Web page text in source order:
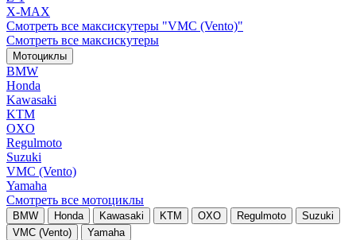
X-MAX
Смотреть все максискутеры "VMC (Vento)"
Смотреть все максискутеры
Мотоциклы
BMW
Honda
Kawasaki
KTM
OXO
Regulmoto
Suzuki
VMC (Vento)
Yamaha
Смотреть все мотоциклы
BMW Honda Kawasaki KTM OXO Regulmoto
Suzuki
VMC (Vento)
Yamaha